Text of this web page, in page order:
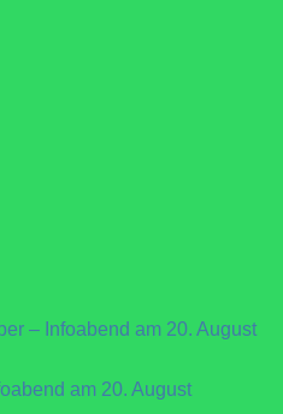
– Infoabend am 20. August
am 20. August